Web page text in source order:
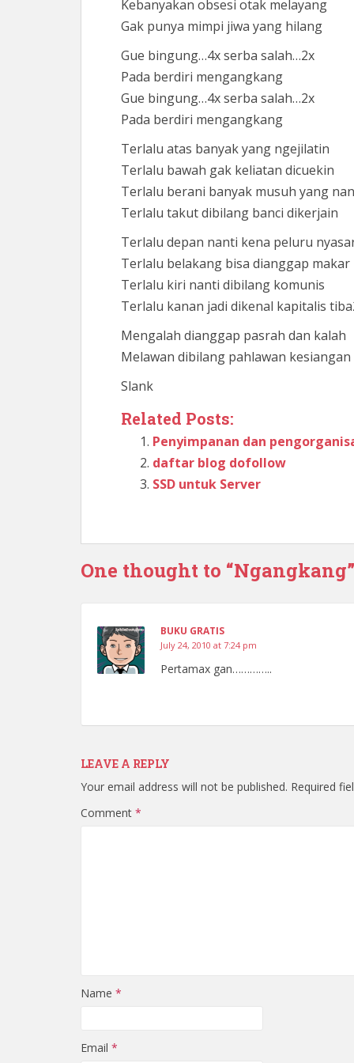
Kebanyakan obsesi otak melayang
Gak punya mimpi jiwa yang hilang
Gue bingung…4x serba salah…2x
Pada berdiri mengangkang
Gue bingung…4x serba salah…2x
Pada berdiri mengangkang
Terlalu atas banyak yang ngejilatin
Terlalu bawah gak keliatan dicuekin
Terlalu berani banyak musuh yang
Terlalu takut dibilang banci dikerjain
Terlalu depan nanti kena peluru
Terlalu belakang bisa dianggap makar
Terlalu kiri nanti dibilang komunis
Terlalu kanan jadi dikenal kapitalis
Mengalah dianggap pasrah dan kalah
Melawan dibilang pahlawan kesiangan
Slank
Related Posts:
Penyimpanan dan
daftar blog dofollow
SSD untuk Server
One thought to “Ngangkang”
BUKU GRATIS
July 24, 2010 at 7:24 pm
Pertamax gan…………..
LEAVE A REPLY
Your email address will not be published. Required
Comment *
Name *
Email *